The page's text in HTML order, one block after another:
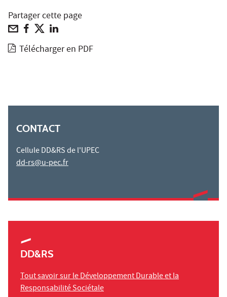
Partager cette page
Télécharger en PDF
CONTACT
Cellule DD&RS de l'UPEC
dd-rs@u-pec.fr
DD&RS
Tout savoir sur le Développement Durable et la
Responsabilité Sociétale